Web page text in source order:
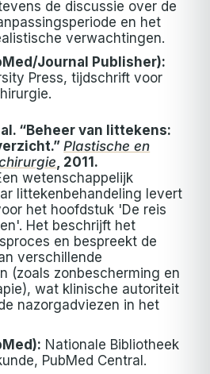
de discussie over de
en het
verwachtingen.
Journal Publisher):
Press, tijdschrift voor
“Beheer van littekens:
Plastische en
, 2011.
wetenschappelijk
littekenbehandeling levert
het hoofdstuk 'De reis
Het beschrijft het
en bespreekt de
verschillende
(zoals zonbescherming en
wat klinische autoriteit
nazorgadviezen in het
Nationale Bibliotheek
PubMed Central.